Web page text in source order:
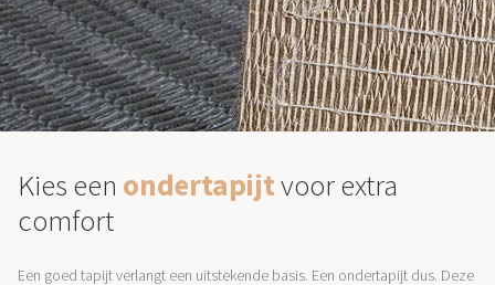
Kies een ondertapijtvoor extra
comfort
Een goed tapijt verlangt een uitstekende basis. Een ondertapijt dus. Deze